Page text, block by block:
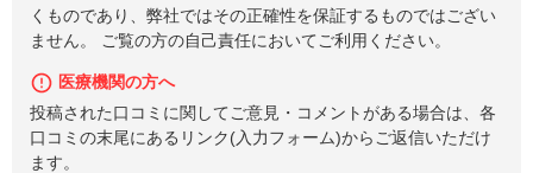
くものであり、弊社ではその正確性を保証するものではござい
ません。 ご覧の方の自己責任においてご利用ください。
医療機関の方へ
投稿された口コミに関してご意見・コメントがある場合は、各
口コミの末尾にあるリンク(入力フォーム)からご返信いただけ
ます。